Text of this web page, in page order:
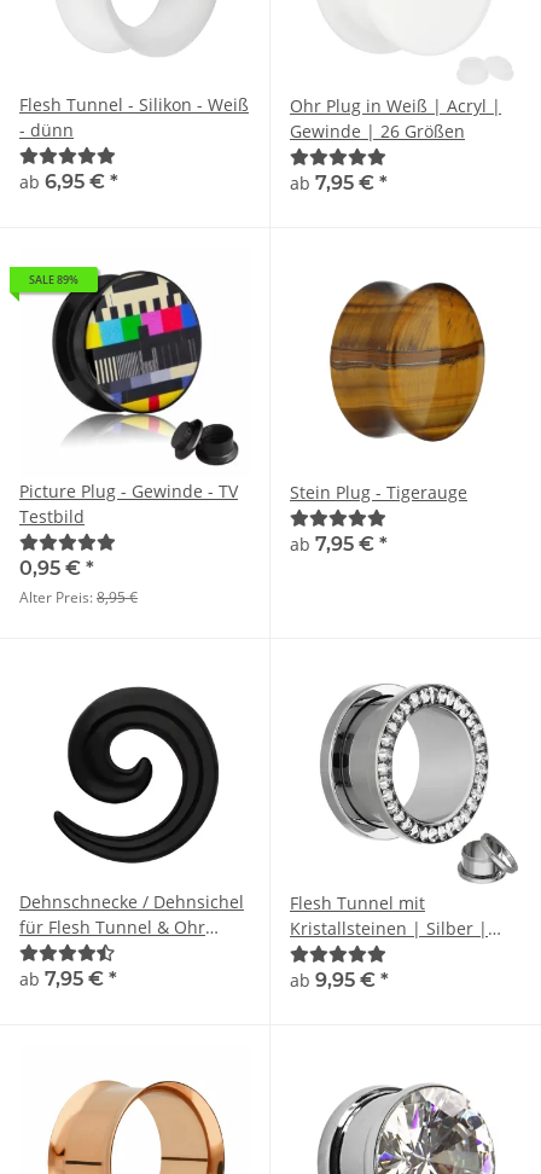
Flesh Tunnel - Silikon - Weiß
- dünn
ab 6,95 € *
Ohr Plug in Weiß | Acryl |
Gewinde | 26 Größen
ab 7,95 € *
SALE 89%
Picture Plug - Gewinde - TV
Testbild
0,95 € *
Alter Preis:8,95 €
Stein Plug - Tigerauge
ab 7,95 € *
Dehnschnecke / Dehnsichel
für Flesh Tunnel & Ohr
Plugs | Schwarz
ab 7,95 € *
Flesh Tunnel mit
Kristallsteinen | Silber |
Chirurgenstahl
ab 9,95 € *